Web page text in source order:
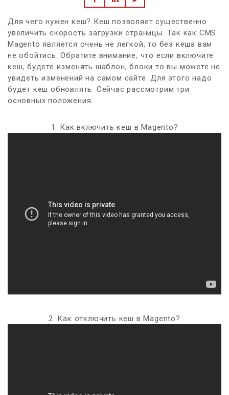
Для чего нужен кеш? Кеш позволяет существенно
увеличить скорость загрузки страницы. Так как CMS
Magento является очень не легкой, то без кеша вам
не обойтись. Обратите внимание, что если включите
кеш, будете изменять шаблон, блоки то вы можете не
увидеть изменений на самом сайте. Для этого надо
будет кеш обновлять. Сейчас рассмотрим три
основных положения.
1. Как включить кеш в Magento?
2. Как отключить кеш в Magento?